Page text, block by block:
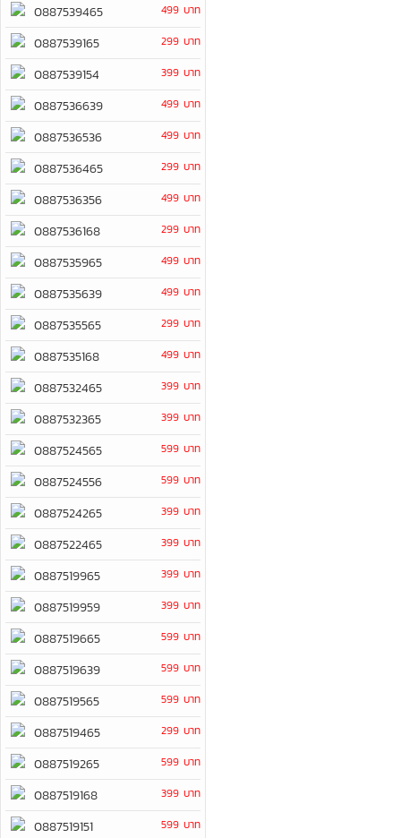
0887539465 499 บาท
0887539165 299 บาท
0887539154 399 บาท
0887536639 499 บาท
0887536536 499 บาท
0887536465 299 บาท
0887536356 499 บาท
0887536168 299 บาท
0887535965 499 บาท
0887535639 499 บาท
0887535565 299 บาท
0887535168 499 บาท
0887532465 399 บาท
0887532365 399 บาท
0887524565 599 บาท
0887524556 599 บาท
0887524265 399 บาท
0887522465 399 บาท
0887519965 399 บาท
0887519959 399 บาท
0887519665 599 บาท
0887519639 599 บาท
0887519565 599 บาท
0887519465 299 บาท
0887519265 599 บาท
0887519168 399 บาท
0887519151 599 บาท